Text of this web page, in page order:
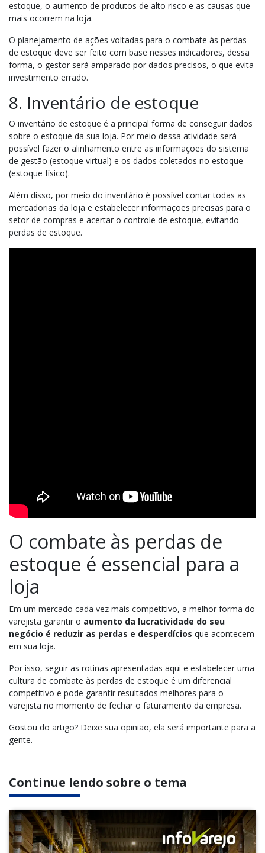
estoque, o aumento de produtos de alto risco e as causas que
mais ocorrem na loja.
O planejamento de ações voltadas para o combate às perdas
de estoque deve ser feito com base nesses indicadores, dessa
forma, o gestor será amparado por dados precisos, o que evita
investimento errado.
8. Inventário de estoque
O inventário de estoque é a principal forma de conseguir dados
sobre o estoque da sua loja. Por meio dessa atividade será
possível fazer o alinhamento entre as informações do sistema
de gestão (estoque virtual) e os dados coletados no estoque
(estoque físico).
Além disso, por meio do inventário é possível contar todas as
mercadorias da loja e estabelecer informações precisas para o
setor de compras e acertar o controle de estoque, evitando
perdas de estoque.
O combate às perdas de
estoque é essencial para a
loja
Em um mercado cada vez mais competitivo, a melhor forma do
varejista garantir o aumento da lucratividade do seu
negócio é reduzir as perdas e desperdícios que acontecem
em sua loja.
Por isso, seguir as rotinas apresentadas aqui e estabelecer uma
cultura de combate às perdas de estoque é um diferencial
competitivo e pode garantir resultados melhores para o
varejista no momento de fechar o faturamento da empresa.
Gostou do artigo? Deixe sua opinião, ela será importante para a
gente.
Continue lendo sobre o tema